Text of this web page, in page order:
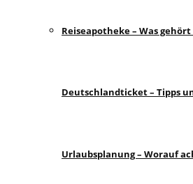
Reiseapotheke – Was
Deutschlandticket – Tipps
Urlaubsplanung – Worauf